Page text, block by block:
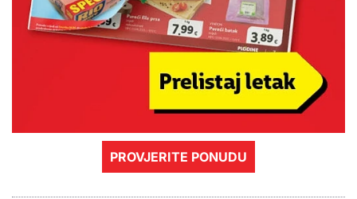
PROVJERITE PONUDU